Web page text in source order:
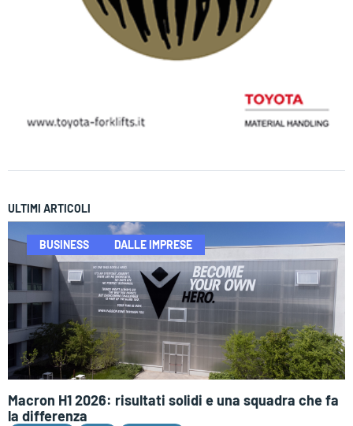
ULTIMI ARTICOLI
BUSINESS DALLE IMPRESE
Macron H1 2026: risultati solidi e una squadra che fa
la differenza